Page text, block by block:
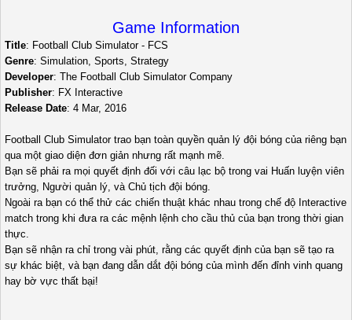
Game Information
Title: Football Club Simulator - FCS
Genre: Simulation, Sports, Strategy
Developer: The Football Club Simulator Company
Publisher: FX Interactive
Release Date: 4 Mar, 2016
Football Club Simulator trao bạn toàn quyền quản lý đội bóng của riêng bạn
qua một giao diện đơn giản nhưng rất mạnh mẽ.
Bạn sẽ phải ra mọi quyết định đối với câu lạc bộ trong vai Huấn luyện viên
trưởng, Người quản lý, và Chủ tịch đội bóng.
Ngoài ra bạn có thể thử các chiến thuật khác nhau trong chế độ Interactive
match trong khi đưa ra các mệnh lệnh cho cầu thủ của bạn trong thời gian
thực.
Bạn sẽ nhận ra chỉ trong vài phút, rằng các quyết định của bạn sẽ tạo ra
sự khác biệt, và bạn đang dẫn dắt đội bóng của mình đến đỉnh vinh quang
hay bờ vực thất bại!